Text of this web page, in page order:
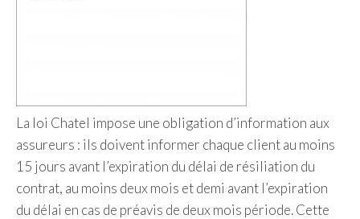
La loi Chatel impose une obligation d’information aux
assureurs : ils doivent informer chaque client au moins
15 jours avant l’expiration du délai de résiliation du
contrat, au moins deux mois et demi avant l’expiration
du délai en cas de préavis de deux mois période. Cette